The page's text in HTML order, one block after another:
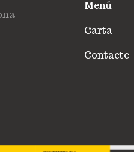
Menú
Carta
Contacte